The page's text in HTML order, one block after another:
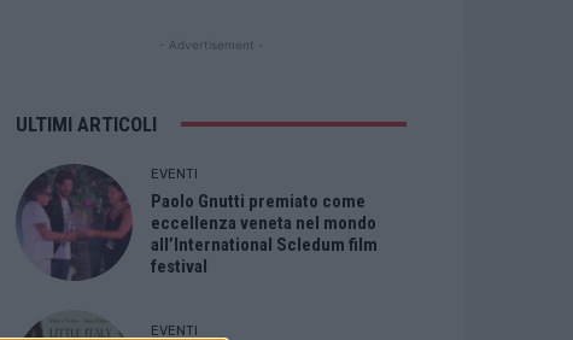
- Advertisement -
ULTIMI ARTICOLI
EVENTI
Paolo Gnutti premiato come
eccellenza veneta nel mondo
all’International Scledum film
festival
EVENTI